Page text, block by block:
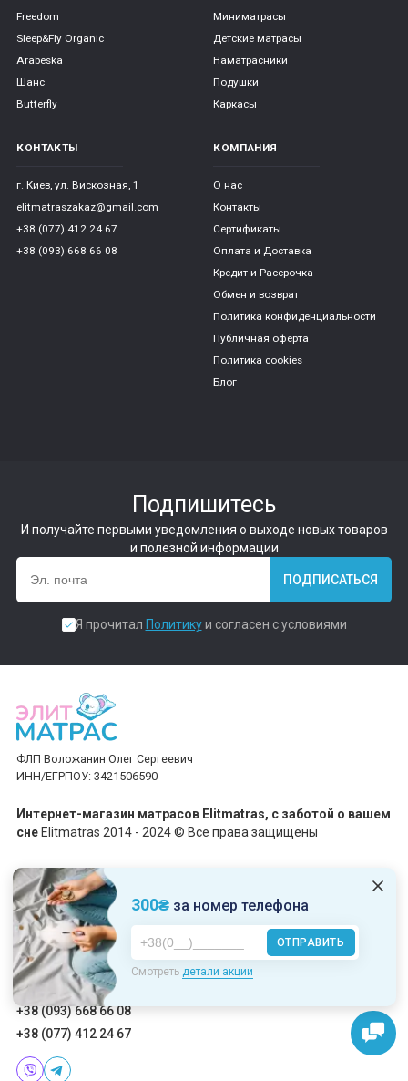
300₴за номер телефона
ОТПРАВИТЬ
Смотреть детали акции
Freedom
Sleep&Fly Organic
Arabeska
Шанс
Butterfly
Миниматрасы
Детские матрасы
Наматрасники
Подушки
Каркасы
КОНТАКТЫ
г. Киев, ул. Вискозная, 1
elitmatraszakaz@gmail.com
+38 (077) 412 24 67
+38 (093) 668 66 08
КОМПАНИЯ
О нас
Контакты
Сертификаты
Оплата и Доставка
Кредит и Рассрочка
Обмен и возврат
Политика конфиденциальности
Публичная оферта
Политика cookies
Блог
Подпишитесь
И получайте первыми уведомления о выходе новых товаров
и полезной информации
ПОДПИСАТЬСЯ
Я прочитал Политикуи согласен с условиями
ФЛП Воложанин Олег Сергеевич
ИНН/ЕГРПОУ: 3421506590
Интернет-магазин матрасов Elitmatras, c заботой о вашем
сне Elitmatras 2014 - 2024 © Все права защищены
Принимаем платежи
Пн-Пт: 10:00 - 19:00
Сб-Вс: 10:00 - 17:00
+38 (093) 668 66 08
+38 (077) 412 24 67